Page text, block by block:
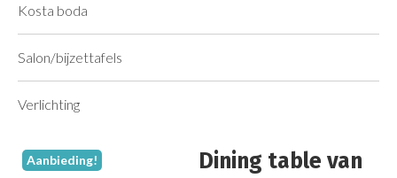
Kosta boda
Salon/bijzettafels
Verlichting
Aanbieding!
Dining table van